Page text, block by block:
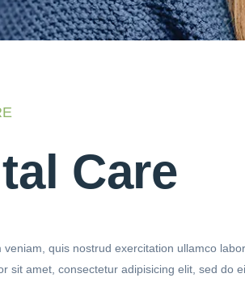
Care
veniam, quis nostrud exercitation ullamco
sit amet, consectetur adipisicing elit, sed do